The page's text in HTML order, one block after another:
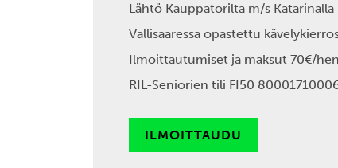
Lähtö Kauppatorilta m/s Katarinalla
Vallisaaressa opastettu
Ilmoittautumiset ja maksut 70€/
RIL-Seniorien tili FI50
ILMOITTAUDU